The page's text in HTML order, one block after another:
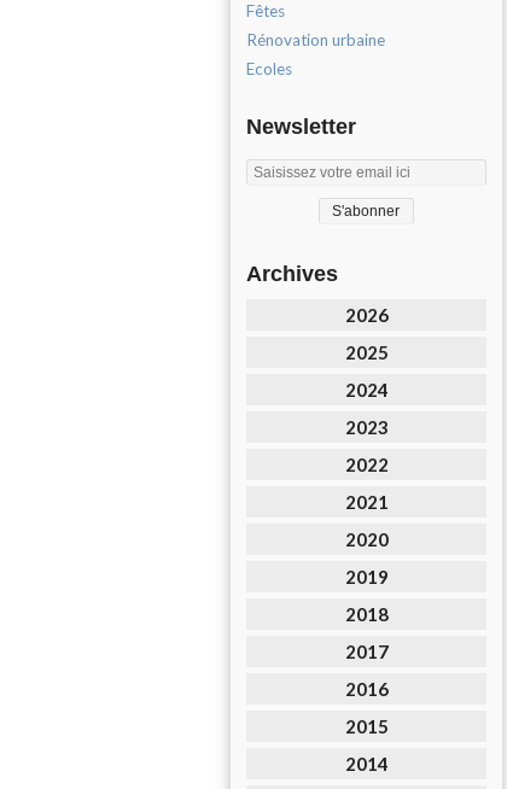
Fêtes
Rénovation urbaine
Ecoles
Newsletter
Archives
2026
2025
2024
2023
2022
2021
2020
2019
2018
2017
2016
2015
2014